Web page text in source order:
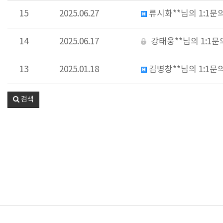
15 2025.06.27 류시화**님의 1:1문
14 2025.06.17 강태웅**님의 1:1문
13 2025.01.18 김병창**님의 1:1문
검색